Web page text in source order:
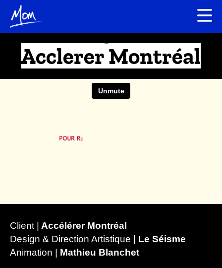
Acclerer Montréal
Client |
Accélérer Montréal
Design & Direction Artistique |
Le Séisme
Animation |
Mathieu Blanchet